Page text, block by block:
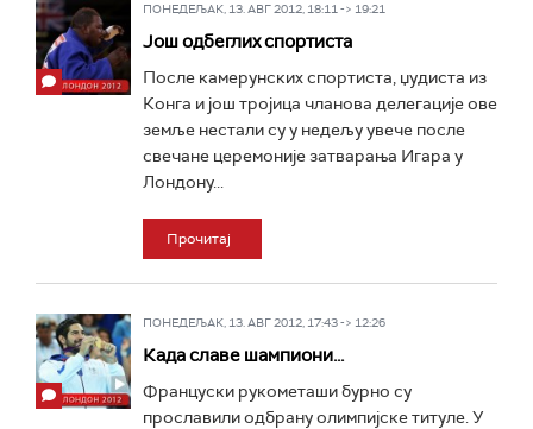
ПОНЕДЕЉАК, 13. АВГ 2012, 18:11 -> 19:21
Још одбеглих спортиста
После камерунских спортистa, џудиста из
Конга и још тројица чланова делегације ове
земље нестали су у недељу увече после
свечане церемоније затварања Игара у
Лондону...
Прочитај
ПОНЕДЕЉАК, 13. АВГ 2012, 17:43 -> 12:26
Када славе шампиони...
Француски рукометаши бурно су
прославили одбрану олимпијске титуле. У